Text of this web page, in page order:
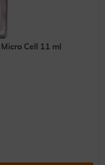
Cell 11 ml